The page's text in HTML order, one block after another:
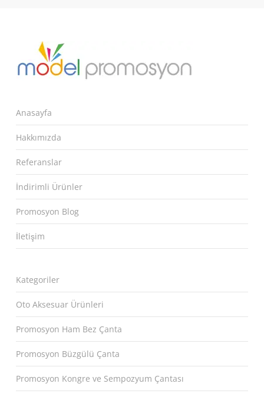
Anasayfa
Hakkımızda
Referanslar
İndirimli Ürünler
Promosyon Blog
İletişim
Kategoriler
Oto Aksesuar Ürünleri
Promosyon Ham Bez Çanta
Promosyon Büzgülü Çanta
Promosyon Kongre ve Sempozyum Çantası